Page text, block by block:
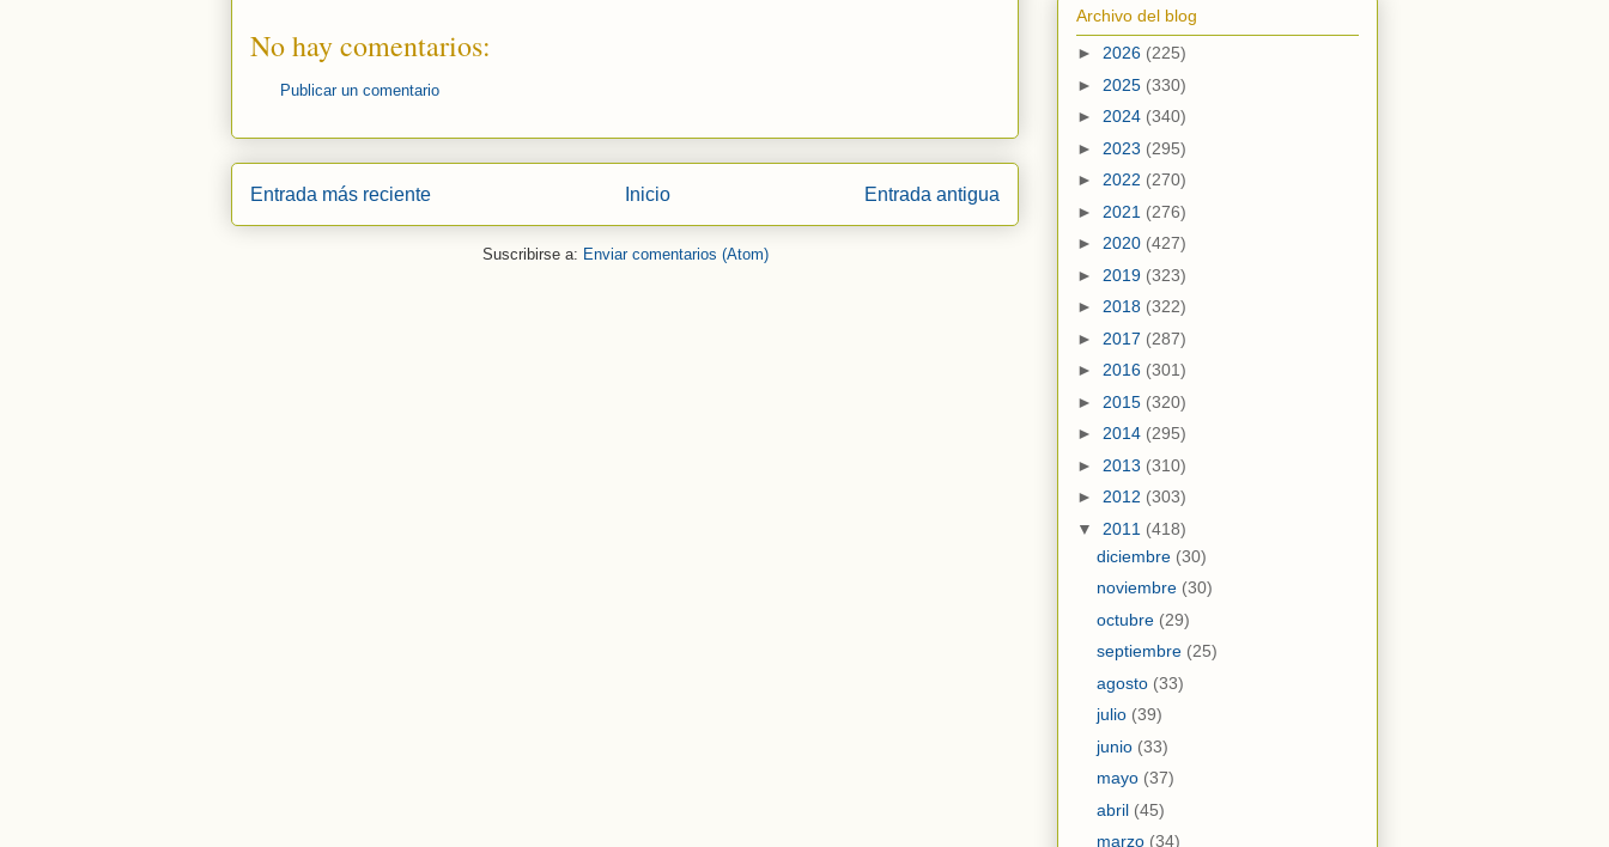
No hay comentarios:
Publicar un comentario
Entrada más reciente Entrada antigua
Inicio
Suscribirse a: Enviar comentarios (Atom)
Archivo del blog
► 2026 (225)
► 2025 (330)
► 2024 (340)
► 2023 (295)
► 2022 (270)
► 2021 (276)
► 2020 (427)
► 2019 (323)
► 2018 (322)
► 2017 (287)
► 2016 (301)
► 2015 (320)
► 2014 (295)
► 2013 (310)
► 2012 (303)
▼ 2011 (418)
diciembre (30)
noviembre (30)
octubre (29)
septiembre (25)
agosto (33)
julio (39)
junio (33)
mayo (37)
abril (45)
marzo (34)